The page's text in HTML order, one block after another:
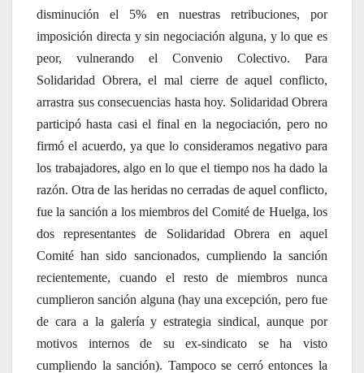
disminución el 5% en nuestras retribuciones, por
imposición directa y sin negociación alguna, y lo que es
peor, vulnerando el Convenio Colectivo. Para
Solidaridad Obrera, el mal cierre de aquel conflicto,
arrastra sus consecuencias hasta hoy. Solidaridad Obrera
participó hasta casi el final en la negociación, pero no
firmó el acuerdo, ya que lo consideramos negativo para
los trabajadores, algo en lo que el tiempo nos ha dado la
razón. Otra de las heridas no cerradas de aquel conflicto,
fue la sanción a los miembros del Comité de Huelga, los
dos representantes de Solidaridad Obrera en aquel
Comité han sido sancionados, cumpliendo la sanción
recientemente, cuando el resto de miembros nunca
cumplieron sanción alguna (hay una excepción, pero fue
de cara a la galería y estrategia sindical, aunque por
motivos internos de su ex-sindicato se ha visto
cumpliendo la sanción). Tampoco se cerró entonces la